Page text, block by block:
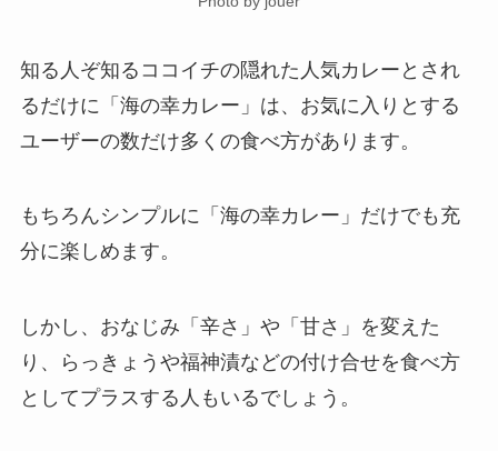
知る人ぞ知るココイチの隠れた人気カレーとされ
るだけに「海の幸カレー」は、お気に入りとする
ユーザーの数だけ多くの食べ方があります。
もちろんシンプルに「海の幸カレー」だけでも充
分に楽しめます。
しかし、おなじみ「辛さ」や「甘さ」を変えた
り、らっきょうや福神漬などの付け合せを食べ方
としてプラスする人もいるでしょう。